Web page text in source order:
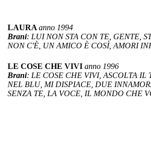
LAURA anno 1994
Brani: LUI NON STA CON TE, GENTE,
NON C'È, UN AMICO È COSÌ, AMORI
LE COSE CHE VIVI anno 1996
Brani: LE COSE CHE VIVI, ASCOLTA
NEL BLU, MI DISPIACE, DUE
SENZA TE, LA VOCE, IL MONDO CHE